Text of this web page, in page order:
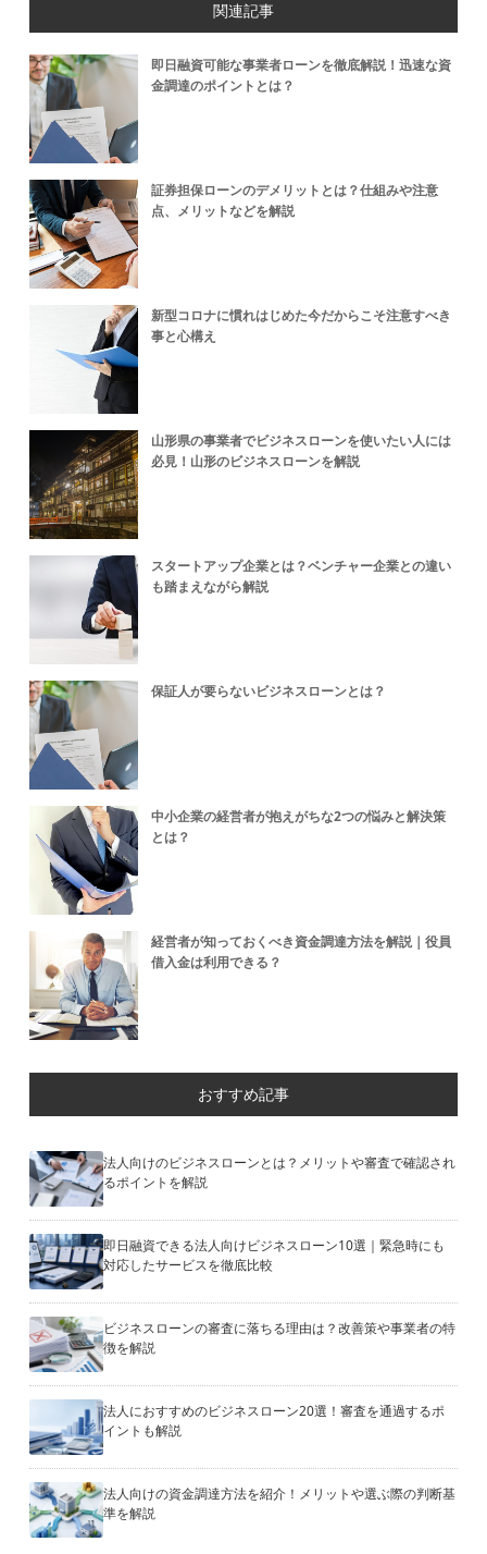
関連記事
即日融資可能な事業者ローンを徹底解説！迅速な資
金調達のポイントとは？
証券担保ローンのデメリットとは？仕組みや注意
点、メリットなどを解説
新型コロナに慣れはじめた今だからこそ注意すべき
事と心構え
山形県の事業者でビジネスローンを使いたい人には
必見！山形のビジネスローンを解説
スタートアップ企業とは？ベンチャー企業との違い
も踏まえながら解説
保証人が要らないビジネスローンとは？
中小企業の経営者が抱えがちな2つの悩みと解決策
とは？
経営者が知っておくべき資金調達方法を解説｜役員
借入金は利用できる？
おすすめ記事
法人向けのビジネスローンとは？メリットや審査で確認され
るポイントを解説
即日融資できる法人向けビジネスローン10選｜緊急時にも
対応したサービスを徹底比較
ビジネスローンの審査に落ちる理由は？改善策や事業者の特
徴を解説
法人におすすめのビジネスローン20選！審査を通過するポ
イントも解説
法人向けの資金調達方法を紹介！メリットや選ぶ際の判断基
準を解説